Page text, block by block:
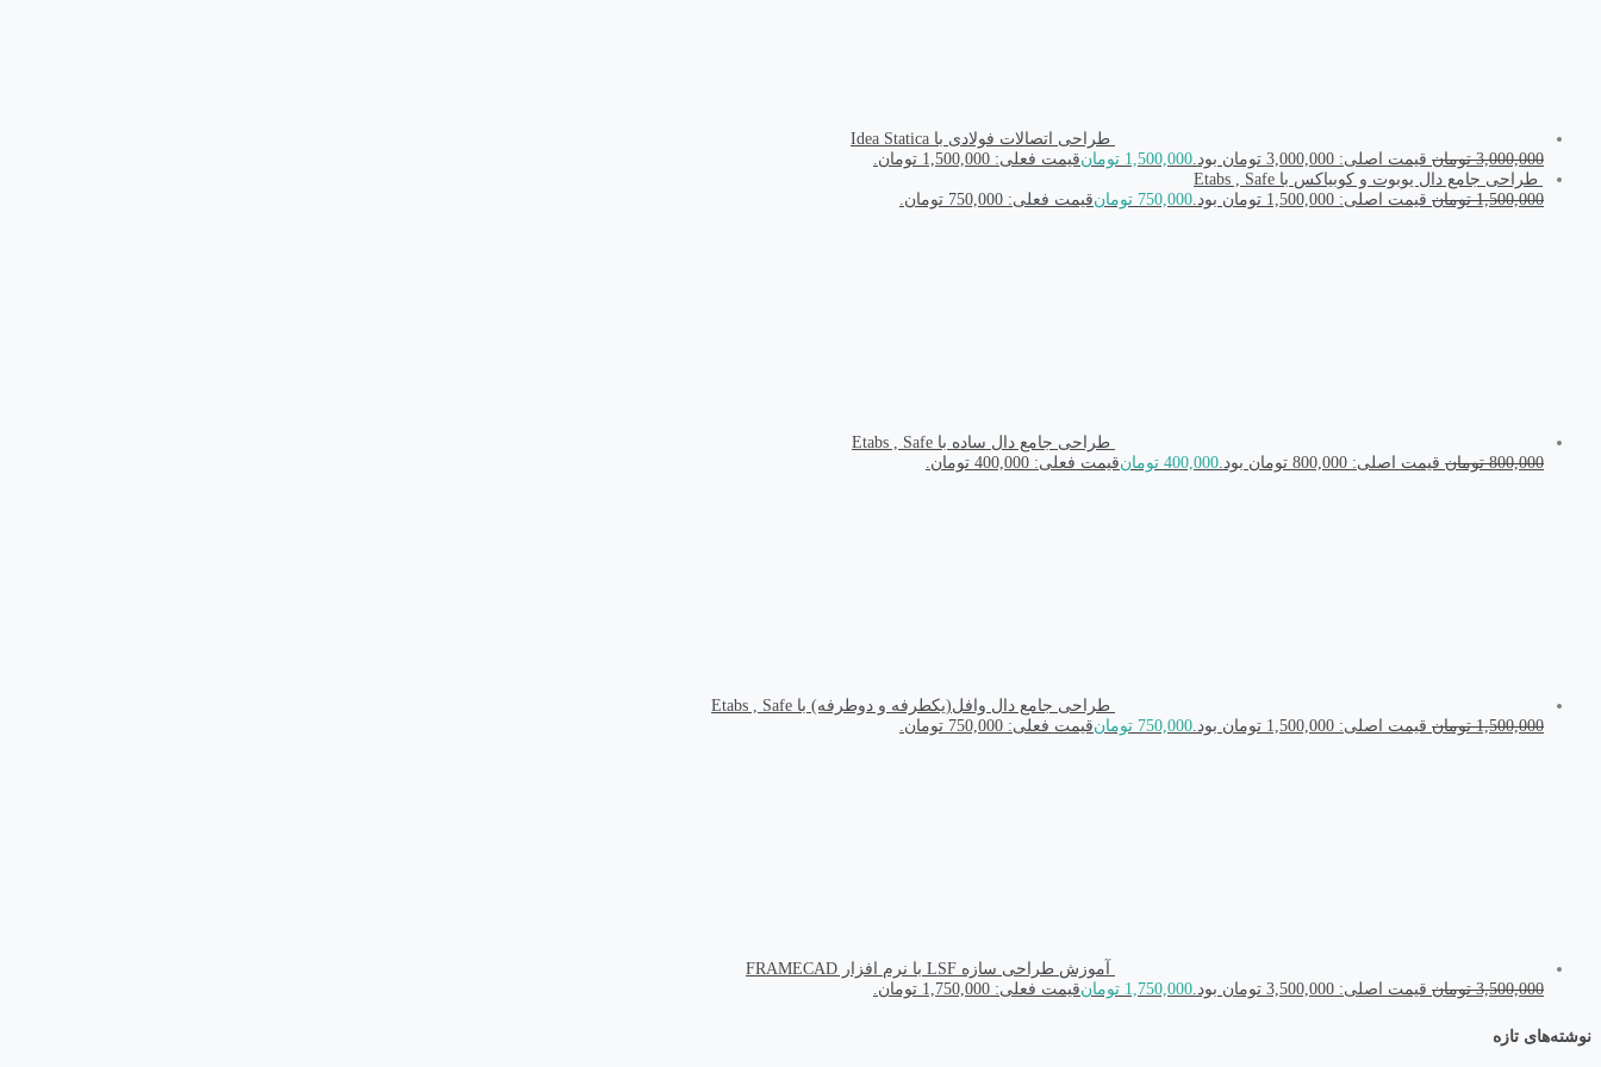
طراحی اتصالات فولادی با Idea Statica
3,000,000 تومان قیمت اصلی: 3,000,000 تومان بود. 1,500,000 تومانقیمت فعلی: 1,500,000 تومان.
طراحی جامع دال یوبوت و کوبیاکس با Etabs , Safe
1,500,000 تومان قیمت اصلی: 1,500,000 تومان بود. 750,000 تومانقیمت فعلی: 750,000 تومان.
طراحی جامع دال ساده با Etabs , Safe
800,000 تومان قیمت اصلی: 800,000 تومان بود. 400,000 تومانقیمت فعلی: 400,000 تومان.
طراحی جامع دال وافل(یکطرفه و دوطرفه) با Etabs , Safe
1,500,000 تومان قیمت اصلی: 1,500,000 تومان بود. 750,000 تومانقیمت فعلی: 750,000 تومان.
آموزش طراحی سازه LSF با نرم افزار FRAMECAD
3,500,000 تومان قیمت اصلی: 3,500,000 تومان بود. 1,750,000 تومانقیمت فعلی: 1,750,000 تومان.
نوشته‌های تازه